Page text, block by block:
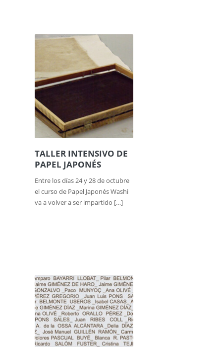
TALLER INTENSIVO DE
PAPEL JAPONÉS
Entre los días 24 y 28 de octubre
el curso de Papel Japonés Washi
va a volver a ser impartido […]